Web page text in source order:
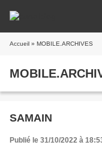
Accueil » MOBILE.ARCHIVES
SAMAIN
Publié le 31/10/2022 à